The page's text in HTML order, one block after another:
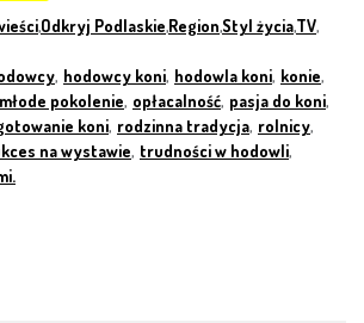
,Odkryj Podlaskie,Region,Styl życia,TV,
, hodowcy koni, hodowla koni, konie,
młode pokolenie, opłacalność, pasja do koni,
koni, rodzinna tradycja, rolnicy,
na wystawie, trudności w hodowli,